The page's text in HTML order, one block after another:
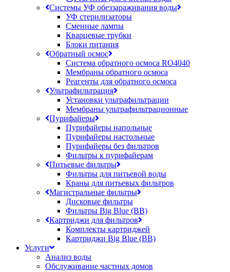
Системы УФ обеззараживания воды
УФ стерилизаторы
Сменные лампы
Кварцевые трубки
Блоки питания
Обратный осмос
Система обратного осмоса RO4040
Мембраны обратного осмоса
Реагенты для обратного осмоса
Ультрафильтрация
Установки ультрафильтрации
Мембраны ультрафильтрационные
Пурифайеры
Пурифайеры напольные
Пурифайеры настольные
Пурифайеры без фильтров
Фильтры к пурифайерам
Питьевые фильтры
Фильтры для питьевой воды
Краны для питьевых фильтров
Магистральные фильтры
Дисковые фильтры
Фильтры Big Blue (BB)
Картриджи для фильтров
Комплекты картриджей
Картриджи Big Blue (BB)
Услуги
Анализ воды
Обслуживание частных домов